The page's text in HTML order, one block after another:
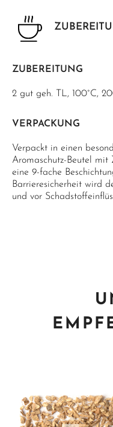
ZUBEREITUNG
2 gut geh. TL, 100°C,
VERPACKUNG
Verpackt in einen
Aromaschutz-Beutel
eine 9-fache
Barrieresicherheit wird
und vor